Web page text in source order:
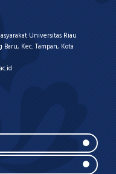
Universitas Riau
Baru, Kec. Tampan, Kota